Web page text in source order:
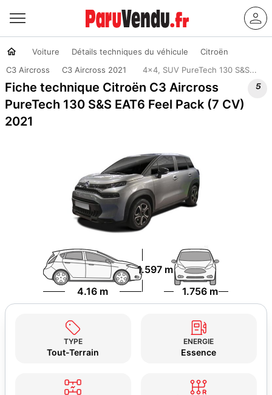
Voiture Détails techniques du véhicule
Citroën
C3 Aircross
C3 Aircross 2021 4x4, SUV PureTech 130 S&S...
Fiche technique Citroën C3 Aircross
PureTech 130 S&S EAT6 Feel Pack (7 CV)
2021

4.16 m 1.756 m
1.597 m
TYPE
Tout-Terrain
ENERGIE
Essence